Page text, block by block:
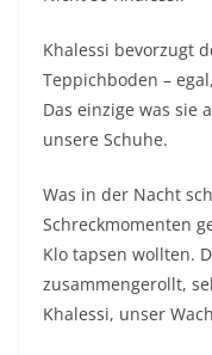
Khalessi bevorzugt
Teppichboden –
Das einzige was sie
unsere Schuhe.
Was in der Nacht
Schreckmomenten
Klo tapsen wollten.
zusammengerollt,
Khalessi, unser